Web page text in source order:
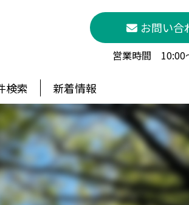
お問い合
営業時間 10:00
検索 新着情報